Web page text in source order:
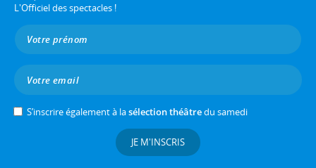
L'Officiel des spectacles !
S’inscrire également à lasélection théâtredu samedi
JE M'INSCRIS